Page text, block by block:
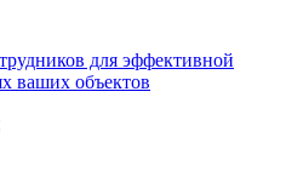
для эффективной
ваших объектов